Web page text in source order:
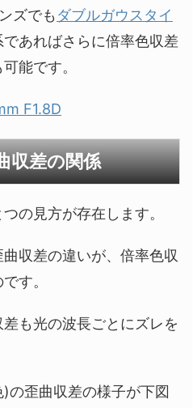
ズでも ダブルガウスタイ
あればさらに倍率色収差
能です。
F1.8D
収差の関係
の見方が存在します。
収差の違いが、倍率色収
す。
も光の波長ごとにズレを
の歪曲収差の様子が下図